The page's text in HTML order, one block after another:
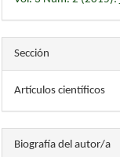
Sección
Artículos científicos
Biografía del autor/a